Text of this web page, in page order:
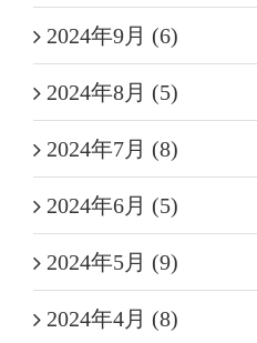
2024年9月 (6)
2024年8月 (5)
2024年7月 (8)
2024年6月 (5)
2024年5月 (9)
2024年4月 (8)